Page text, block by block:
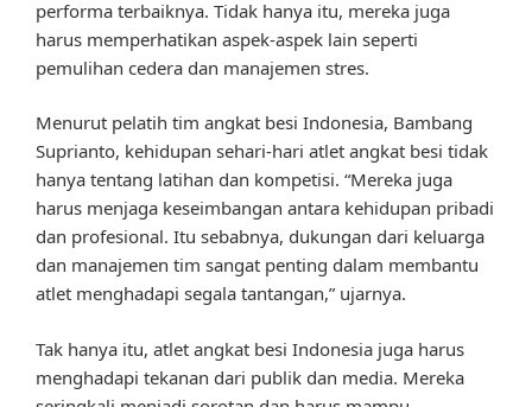
performa terbaiknya. Tidak hanya itu, mereka juga
harus memperhatikan aspek-aspek lain seperti
pemulihan cedera dan manajemen stres.
Menurut pelatih tim angkat besi Indonesia, Bambang
Suprianto, kehidupan sehari-hari atlet angkat besi tidak
hanya tentang latihan dan kompetisi. “Mereka juga
harus menjaga keseimbangan antara kehidupan pribadi
dan profesional. Itu sebabnya, dukungan dari keluarga
dan manajemen tim sangat penting dalam membantu
atlet menghadapi segala tantangan,” ujarnya.
Tak hanya itu, atlet angkat besi Indonesia juga harus
menghadapi tekanan dari publik dan media. Mereka